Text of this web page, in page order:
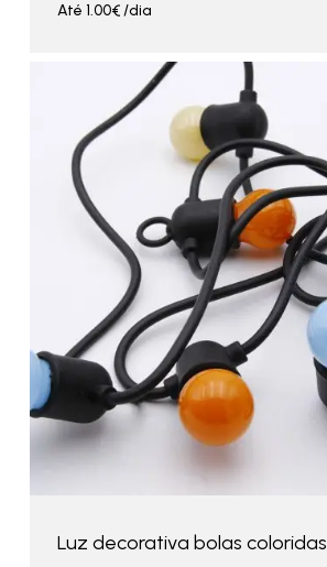
Até 1.00€/dia
Luz decorativa bolas coloridas